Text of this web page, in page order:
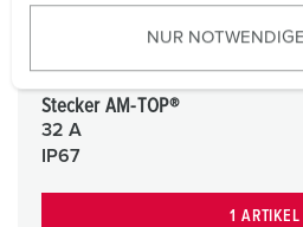
u
w
NUR
Stecker AM-TOP®
32 A
IP67
1 ARTIKEL